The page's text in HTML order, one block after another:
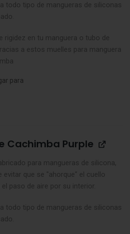
todo tipo de mangueras de siliconas
rigidez en tu manguera o tubo de
a estos muelles para manguera
para
Cachimba Purple
para mangueras de silicona,
evitar que se "ahorque" el cuello
paso de aire por su interior.
todo tipo de mangueras de siliconas